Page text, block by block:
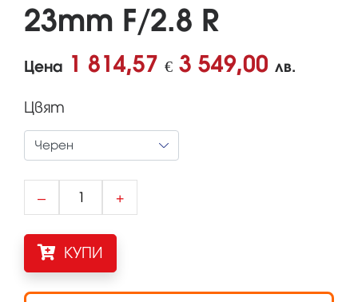
23mm F/2.8 R
Цена 1 814,57 € 3 549,00 лв.
Цвят
– +
КУПИ